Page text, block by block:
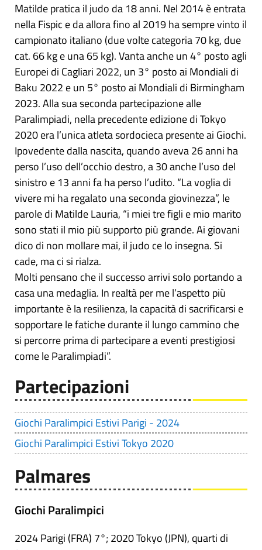
Matilde pratica il judo da 18 anni. Nel 2014 è entrata
nella Fispic e da allora fino al 2019 ha sempre vinto il
campionato italiano (due volte categoria 70 kg, due
cat. 66 kg e una 65 kg). Vanta anche un 4° posto agli
Europei di Cagliari 2022, un 3° posto ai Mondiali di
Baku 2022 e un 5° posto ai Mondiali di Birmingham
2023. Alla sua seconda partecipazione alle
Paralimpiadi, nella precedente edizione di Tokyo
2020 era l’unica atleta sordocieca presente ai Giochi.
Ipovedente dalla nascita, quando aveva 26 anni ha
perso l’uso dell’occhio destro, a 30 anche l’uso del
sinistro e 13 anni fa ha perso l’udito. “La voglia di
vivere mi ha regalato una seconda giovinezza”, le
parole di Matilde Lauria, “i miei tre figli e mio marito
sono stati il mio più supporto più grande. Ai giovani
dico di non mollare mai, il judo ce lo insegna. Si
cade, ma ci si rialza.
Molti pensano che il successo arrivi solo portando a
casa una medaglia. In realtà per me l’aspetto più
importante è la resilienza, la capacità di sacrificarsi e
sopportare le fatiche durante il lungo cammino che
si percorre prima di partecipare a eventi prestigiosi
come le Paralimpiadi”.
Partecipazioni
Giochi Paralimpici Estivi Parigi - 2024
Giochi Paralimpici Estivi Tokyo 2020
Palmares
Giochi Paralimpici
2024 Parigi (FRA) 7°; 2020 Tokyo (JPN), quarti di